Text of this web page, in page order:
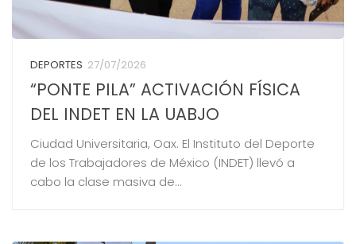
DEPORTES 27/07/2026
“PONTE PILA” ACTIVACIÓN FÍSICA
DEL INDET EN LA UABJO
Ciudad Universitaria, Oax. El Instituto del Deporte
de los Trabajadores de México (INDET) llevó a
cabo la clase masiva de...